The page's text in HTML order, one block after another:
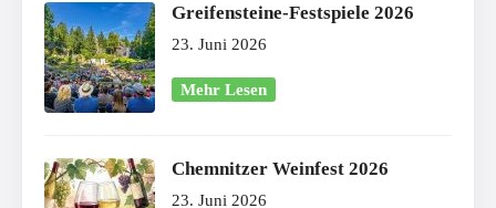
Greifensteine-Festspiele 2026
23. Juni 2026
Mehr Lesen
Chemnitzer Weinfest 2026
23. Juni 2026